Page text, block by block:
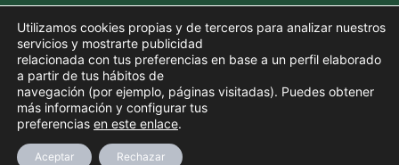
Aviso legal
Política de privacidad
GeneratePress
Utilizamos cookies propias y de terceros para analizar nuestros
servicios y mostrarte publicidad
relacionada con tus preferencias en base a un perfil elaborado
a partir de tus hábitos de
navegación (por ejemplo, páginas visitadas). Puedes obtener
más información y configurar tus
preferencias en este enlace.
Aceptar Rechazar